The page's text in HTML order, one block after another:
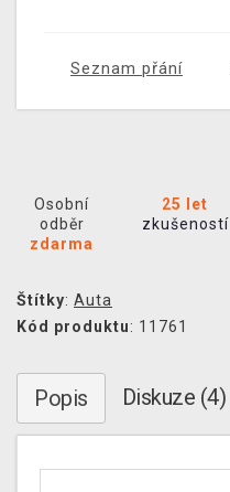
Seznam přání
Osobní
odběr
zdarma
25 let
zkušeností
Štítky: Auta
Kód produktu: 11761
Popis Diskuze (4)